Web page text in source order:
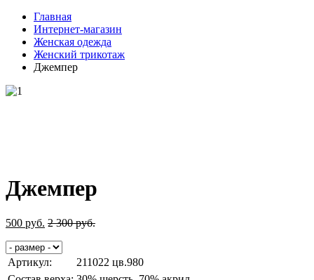
Главная
Интернет-магазин
Женская одежда
Женский трикотаж
Джемпер
Джемпер
500 руб. 2 300руб.
Артикул:
211022 цв.980